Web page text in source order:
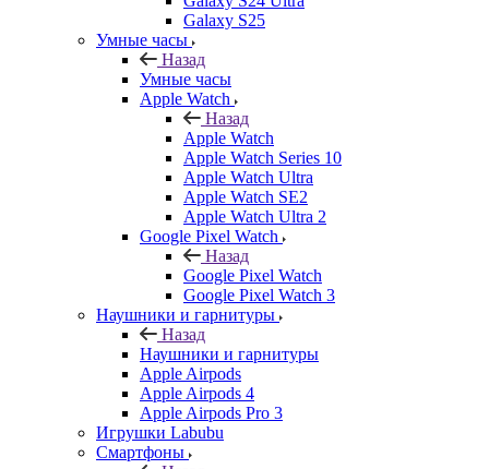
Galaxy S25
Умные часы
Назад
Умные часы
Apple Watch
Назад
Apple Watch
Apple Watch Series 10
Apple Watch Ultra
Apple Watch SE2
Apple Watch Ultra 2
Google Pixel Watch
Назад
Google Pixel Watch
Google Pixel Watch 3
Наушники и гарнитуры
Назад
Наушники и гарнитуры
Apple Airpods
Apple Airpods 4
Apple Airpods Pro 3
Игрушки Labubu
Смартфоны